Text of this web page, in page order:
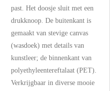
past. Het doosje sluit met een
drukknoop. De buitenkant is
gemaakt van stevige canvas
(wasdoek) met details van
kunstleer; de binnenkant van
polyethyleentereftalaat (PET).
Verkrijgbaar in diverse mooie